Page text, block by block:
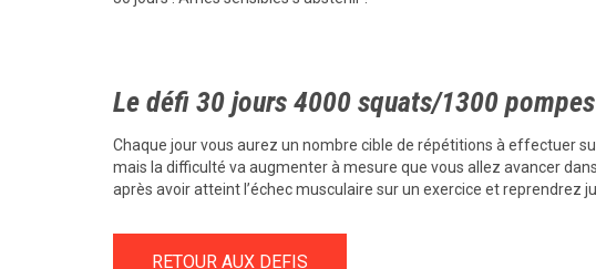
Le défi 30 jours 4000 squats/1300
Chaque jour vous aurez un nombre cible de répétitions à effectuer
mais la difficulté va augmenter à mesure que vous allez avancer
après avoir atteint l’échec musculaire sur un exercice et reprendrez
RETOUR AUX DEFIS